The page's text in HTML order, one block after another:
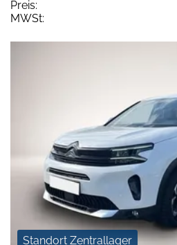
Preis:
MWSt:
Standort Zentrallager